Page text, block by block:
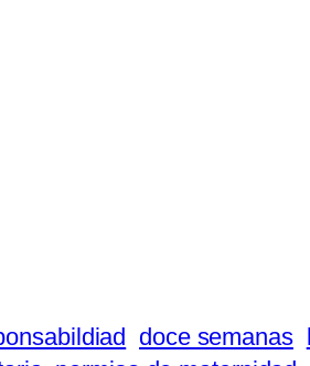
doce semanas